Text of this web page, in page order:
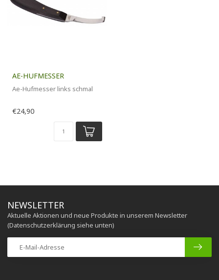
AE-HUFMESSER
Ae-Hufmesser links schmal
€24,90
NEWSLETTER
Aktuelle Aktionen und neue Produkte in unserem Newsletter
(Datenschutzerklärung siehe unten)